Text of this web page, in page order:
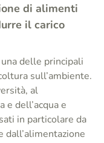
di alimenti
il carico
delle principali
sull’ambiente.
al
e dell’acqua e
in particolare da